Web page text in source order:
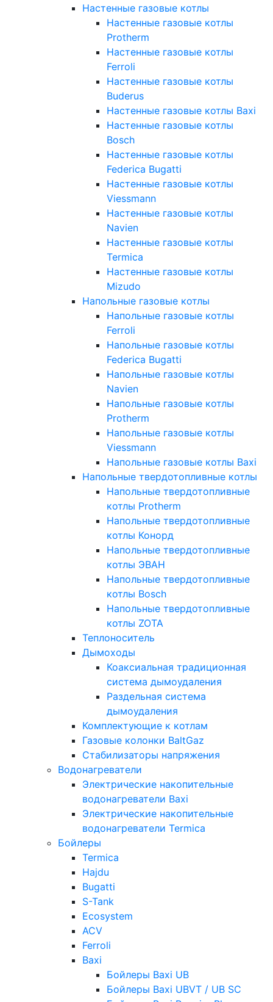
Настенные газовые котлы
Настенные газовые котлы
Protherm
Настенные газовые котлы
Ferroli
Настенные газовые котлы
Buderus
Настенные газовые котлы Baxi
Настенные газовые котлы
Bosch
Настенные газовые котлы
Federica Bugatti
Настенные газовые котлы
Viessmann
Настенные газовые котлы
Navien
Настенные газовые котлы
Termica
Настенные газовые котлы
Mizudo
Напольные газовые котлы
Напольные газовые котлы
Ferroli
Напольные газовые котлы
Federica Bugatti
Напольные газовые котлы
Navien
Напольные газовые котлы
Protherm
Напольные газовые котлы
Viessmann
Напольные газовые котлы Baxi
Напольные твердотопливные котлы
Напольные твердотопливные
котлы Protherm
Напольные твердотопливные
котлы Конорд
Напольные твердотопливные
котлы ЭВАН
Напольные твердотопливные
котлы Bosch
Напольные твердотопливные
котлы ZOTA
Теплоноситель
Дымоходы
Коаксиальная традиционная
система дымоудаления
Раздельная система
дымоудаления
Комплектующие к котлам
Газовые колонки BaltGaz
Стабилизаторы напряжения
Водонагреватели
Электрические накопительные
водонагреватели Baxi
Электрические накопительные
водонагреватели Termica
Бойлеры
Termica
Hajdu
Bugatti
S-Tank
Ecosystem
ACV
Ferroli
Baxi
Бойлеры Baxi UB
Бойлеры Baxi UBVT / UB SC